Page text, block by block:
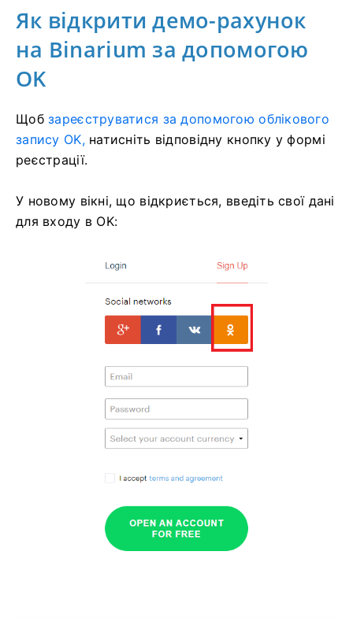
Як відкрити демо-рахунок
на Binarium за допомогою
OK
Щобзареєструватися за допомогою облікового
запису OK,натисніть відповідну кнопку у формі
реєстрації.
У новому вікні, що відкриється, введіть свої дані
для входу в OK: